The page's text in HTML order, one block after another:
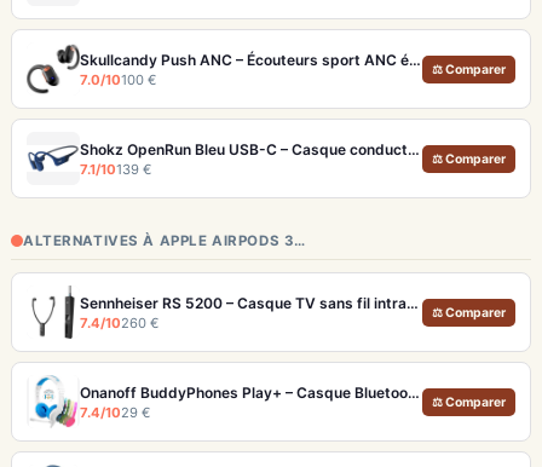
Skullcandy Push ANC – Écouteurs sport ANC étanches pour l'entraînement intensif
7.0/10100 €
⚖ Comparer
Shokz OpenRun Bleu USB-C – Casque conduction osseuse sport 12h
7.1/10139 €
⚖ Comparer
ALTERNATIVES À APPLE AIRPODS 3…
Sennheiser RS 5200 – Casque TV sans fil intra-auriculaire portée 70m
7.4/10260 €
⚖ Comparer
Onanoff BuddyPhones Play+ – Casque Bluetooth Enfants SafeAudio 3 Niveaux et StudyMode
7.4/1029 €
⚖ Comparer